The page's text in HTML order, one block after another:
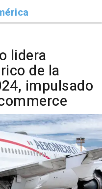
lidera
de la
impulsado